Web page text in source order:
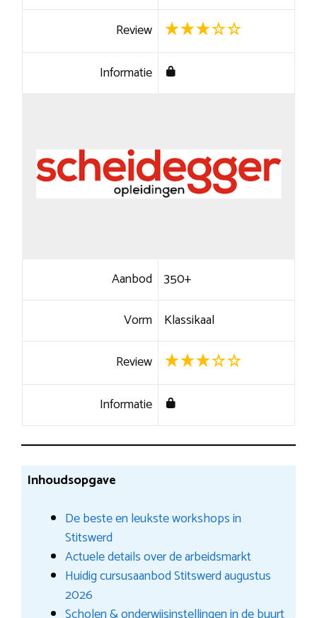
Review
Informatie
Aanbod 350+
Vorm Klassikaal
Review
Informatie
Inhoudsopgave
De beste en leukste workshops in
Stitswerd
Actuele details over de arbeidsmarkt
Huidig cursusaanbod Stitswerd augustus
2026